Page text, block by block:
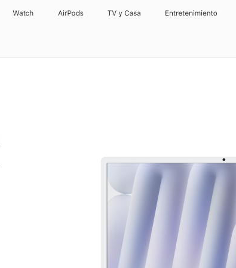
Watch AirPods TV y Casa Entretenimiento